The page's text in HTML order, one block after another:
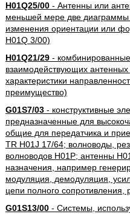
H01Q25/00- Антенны или
меньшей мере две диаграммы
изменения ориентации или
H01Q 3/00)
H01Q21/29- комбинированные
взаимодействующих
характеристики
преимущество)
G01S7/03- конструктивные
предназначенные для
общие для передатчика и
TR H01J 17/64; волноводы,
волноводов H01P; антенны
назначения, например
модуляция, демодуляция,
цепи полного сопротивления,
G01S13/00- Системы,